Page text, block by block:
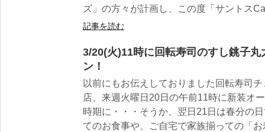
ズ」の方々が計画し、この度「サントス
記事を読む
3/20(火)11時に回転寿司のすし銚子
ン！
以前にもお伝えしておりました回転寿司
店、来週火曜日20日の午前11時に新装オ
時期に・・・そうか、翌日21日は春分の
てのお食事や、ご自宅で家族揃っての「お